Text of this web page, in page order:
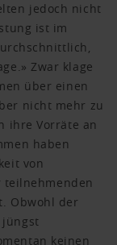
jedoch nicht
ist im
Zwar klage
über einen
nicht mehr zu
ihre Vorräte an
haben
von
Obwohl der
jüngst
keinen